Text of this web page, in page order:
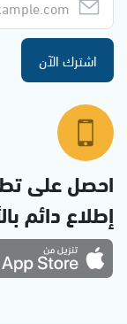
اشترك الآن
احصل على
إطلاع دائم